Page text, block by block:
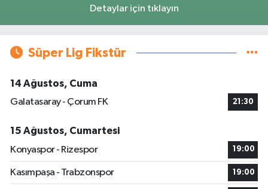
Detaylar için tıklayın
Süper Lig Fikstür
14 Ağustos, Cuma
Galatasaray - Çorum FK
21:30
15 Ağustos, Cumartesi
Konyaspor - Rizespor
19:00
Kasımpaşa - Trabzonspor 19:00